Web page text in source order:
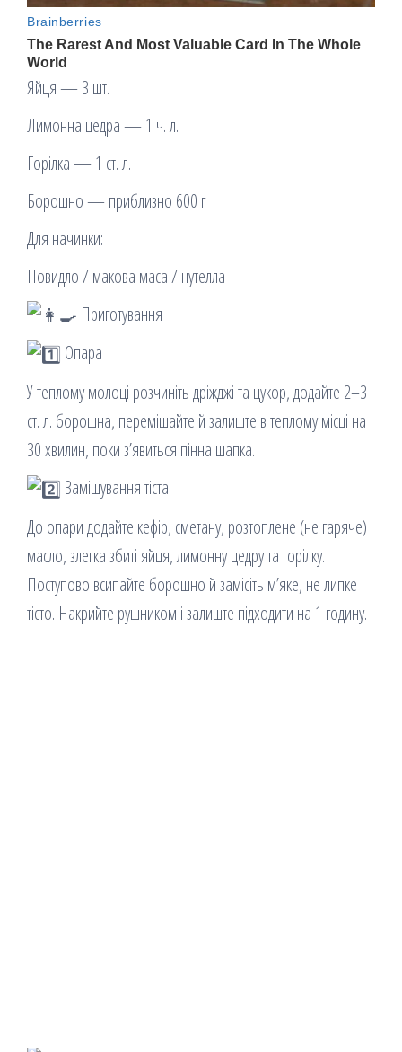
Яйця — 3 шт.
Лимонна цедра — 1 ч. л.
Горілка — 1 ст. л.
Борошно — приблизно 600 г
Для начинки:
Повидло / макова маса / нутелла
Приготування
Опара
У теплому молоці розчиніть дріжджі та цукор, додайте 2–3
ст. л. борошна, перемішайте й залиште в теплому місці на
30 хвилин, поки з’явиться пінна шапка.
Замішування тіста
До опари додайте кефір, сметану, розтоплене (не гаряче)
масло, злегка збиті яйця, лимонну цедру та горілку.
Поступово всипайте борошно й замісіть м’яке, не липке
тісто. Накрийте рушником і залиште підходити на 1 годину.